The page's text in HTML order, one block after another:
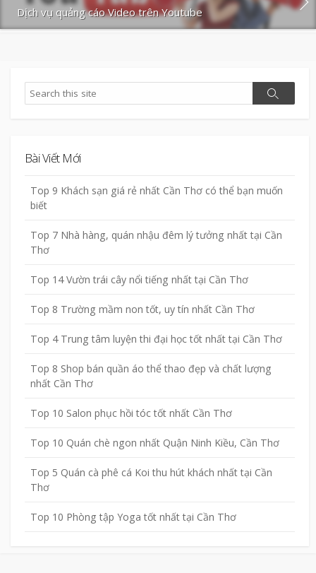
Dịch vụ quảng cáo Video trên Youtube
Search
Search
Bài Viết Mới
Top 9 Khách sạn giá rẻ nhất Cần Thơ có thể bạn muốn
biết
Top 7 Nhà hàng, quán nhậu đêm lý tưởng nhất tại Cần
Thơ
Top 14 Vườn trái cây nổi tiếng nhất tại Cần Thơ
Top 8 Trường mầm non tốt, uy tín nhất Cần Thơ
Top 4 Trung tâm luyện thi đại học tốt nhất tại Cần Thơ
Top 8 Shop bán quần áo thể thao đẹp và chất lượng
nhất Cần Thơ
Top 10 Salon phục hồi tóc tốt nhất Cần Thơ
Top 10 Quán chè ngon nhất Quận Ninh Kiều, Cần Thơ
Top 5 Quán cà phê cá Koi thu hút khách nhất tại Cần
Thơ
Top 10 Phòng tập Yoga tốt nhất tại Cần Thơ